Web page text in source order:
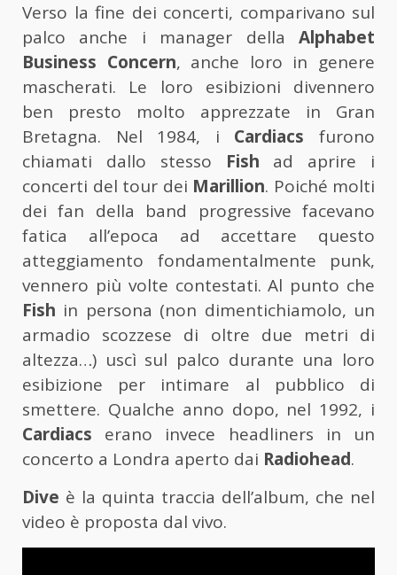
Verso la fine dei concerti, comparivano sul
palco anche i manager della Alphabet
Business Concern, anche loro in genere
mascherati. Le loro esibizioni divennero
ben presto molto apprezzate in Gran
Bretagna. Nel 1984, i Cardiacs furono
chiamati dallo stesso Fish ad aprire i
concerti del tour dei Marillion. Poiché molti
dei fan della band progressive facevano
fatica all’epoca ad accettare questo
atteggiamento fondamentalmente punk,
vennero più volte contestati. Al punto che
Fish in persona (non dimentichiamolo, un
armadio scozzese di oltre due metri di
altezza…) uscì sul palco durante una loro
esibizione per intimare al pubblico di
smettere. Qualche anno dopo, nel 1992, i
Cardiacs erano invece headliners in un
concerto a Londra aperto dai Radiohead.
Dive è la quinta traccia dell’album, che nel
video è proposta dal vivo.